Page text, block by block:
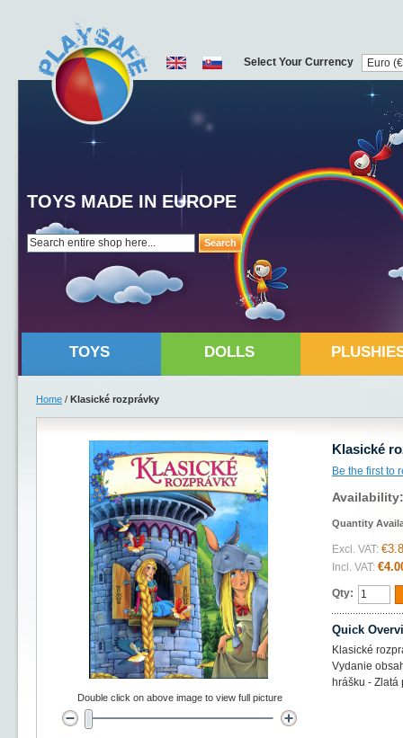
Search
TOYS MADE IN EUROPE
Select Your Currency
TOYS DOLLS
Home / Klasické rozprávky
Klasické
Be the first to
Quantity
Excl. VAT:
Incl. VAT:
Qty:
Quick
Klasické
Vydanie
hrášku -
Double click on above image to view full picture